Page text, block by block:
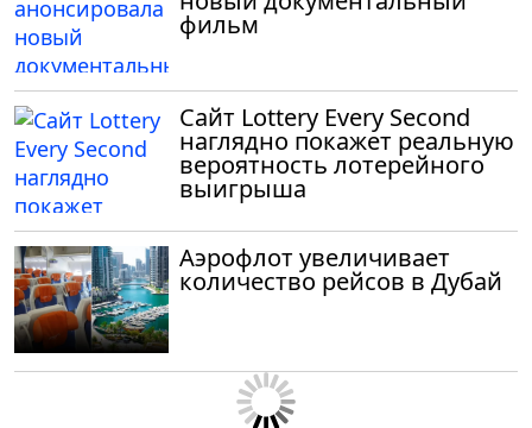
фильм
Сайт Lottery Every Second
наглядно покажет реальную
вероятность лотерейного
выигрыша
Аэрофлот увеличивает
количество рейсов в Дубай